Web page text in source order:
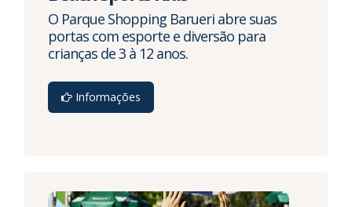
O Parque Shopping Barueri abre suas
portas com esporte e diversão para
crianças de 3 à 12 anos.
Informações